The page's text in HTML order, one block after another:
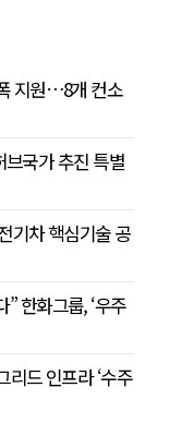
지원…8개 컨소
브국가 추진 특별
기차 핵심기술 공
한화그룹, ‘우주
리드 인프라 ‘수주